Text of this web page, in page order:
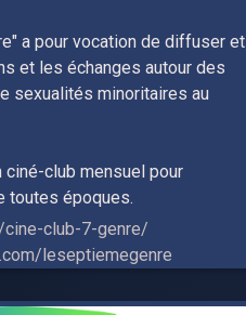
a pour vocation de diffuser et
et les échanges autour des
sexualités minoritaires au
club mensuel pour
toutes époques.
club-7-genre/
leseptiemegenre